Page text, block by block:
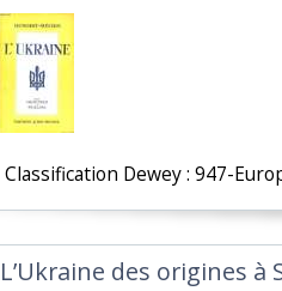
Classification Dewey : 947-
‎L’Ukraine des origines à